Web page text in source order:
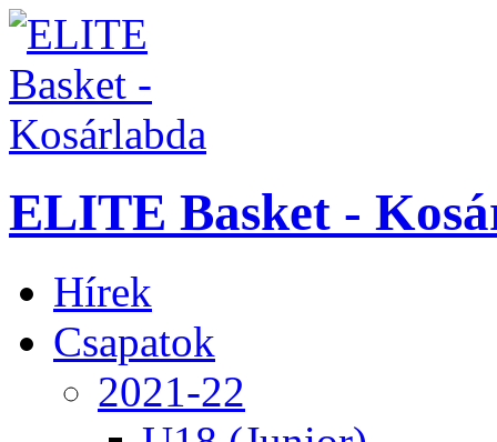
ELITE Basket -
Hírek
Csapatok
2021-22